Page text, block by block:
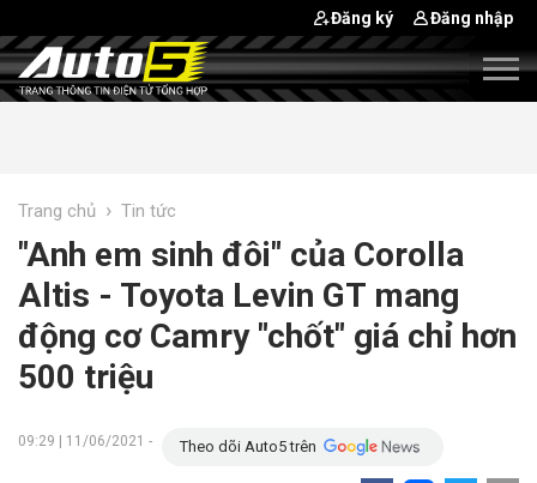
Đăng ký Đăng nhập
Trang chủ › Tin tức
"Anh em sinh đôi" của Corolla
Altis - Toyota Levin GT mang
động cơ Camry "chốt" giá chỉ hơn
500 triệu
09:29 | 11/06/2021 - Theo dõi Auto5 trên